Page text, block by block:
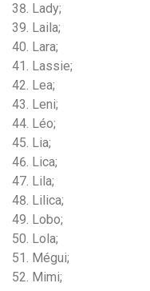
Lady;
Laila;
Lara;
Lassie;
Lea;
Leni;
Léo;
Lia;
Lica;
Lila;
Lilica;
Lobo;
Lola;
Mégui;
Mimi;